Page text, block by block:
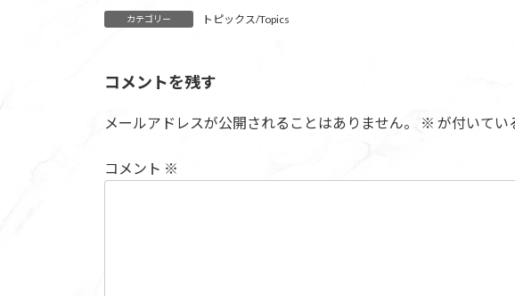
カテゴリー トピックス/Topics
コメントを残す
メールアドレスが公開されることはありません。 ※ が付いてい
コメント ※